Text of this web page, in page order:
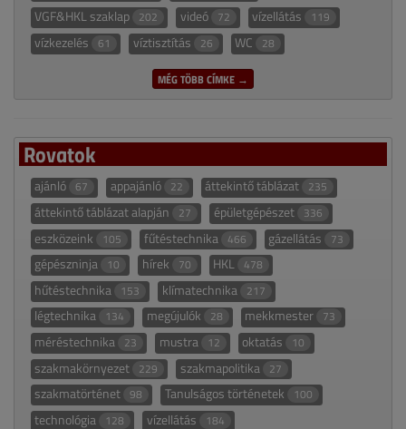
VGF&HKL szaklap 202 videó 72 vízellátás 119
vízkezelés 61 víztisztítás 26 WC 28
MÉG TÖBB CÍMKE →
Rovatok
ajánló 67 appajánló 22 áttekintő táblázat 235
áttekintő táblázat alapján 27 épületgépészet 336
eszközeink 105 fűtéstechnika 466 gázellátás 73
gépészninja 10 hírek 70 HKL 478
hűtéstechnika 153 klímatechnika 217
légtechnika 134 megújulók 28 mekkmester 73
méréstechnika 23 mustra 12 oktatás 10
szakmakörnyezet 229 szakmapolitika 27
szakmatörténet 98 Tanulságos történetek 100
technológia 128 vízellátás 184